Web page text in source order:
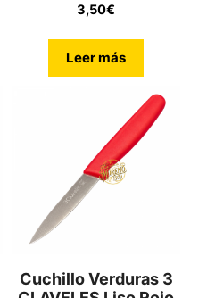
3,50€
Leer más
Cuchillo Verduras 3